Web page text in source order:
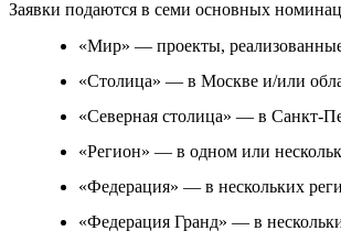
Заявки подаются в семи основных
«Мир» — проекты,
«Столица» — в Москве и/или
«Северная столица» — в Санкт-
«Регион» — в одном или
«Федерация» — в нескольких
«Федерация Гранд» — в